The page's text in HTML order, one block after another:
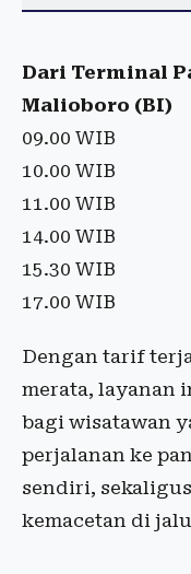
Dari Terminal
Malioboro (BI)
09.00 WIB
10.00 WIB
11.00 WIB
14.00 WIB
15.30 WIB
17.00 WIB
Dengan tarif
merata, layanan
bagi wisatawan
perjalanan ke
sendiri,
kemacetan di